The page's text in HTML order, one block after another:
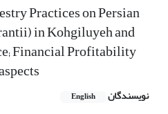
Practices on Persian
in Kohgiluyeh and
Financial Profitability
نویسندگان English